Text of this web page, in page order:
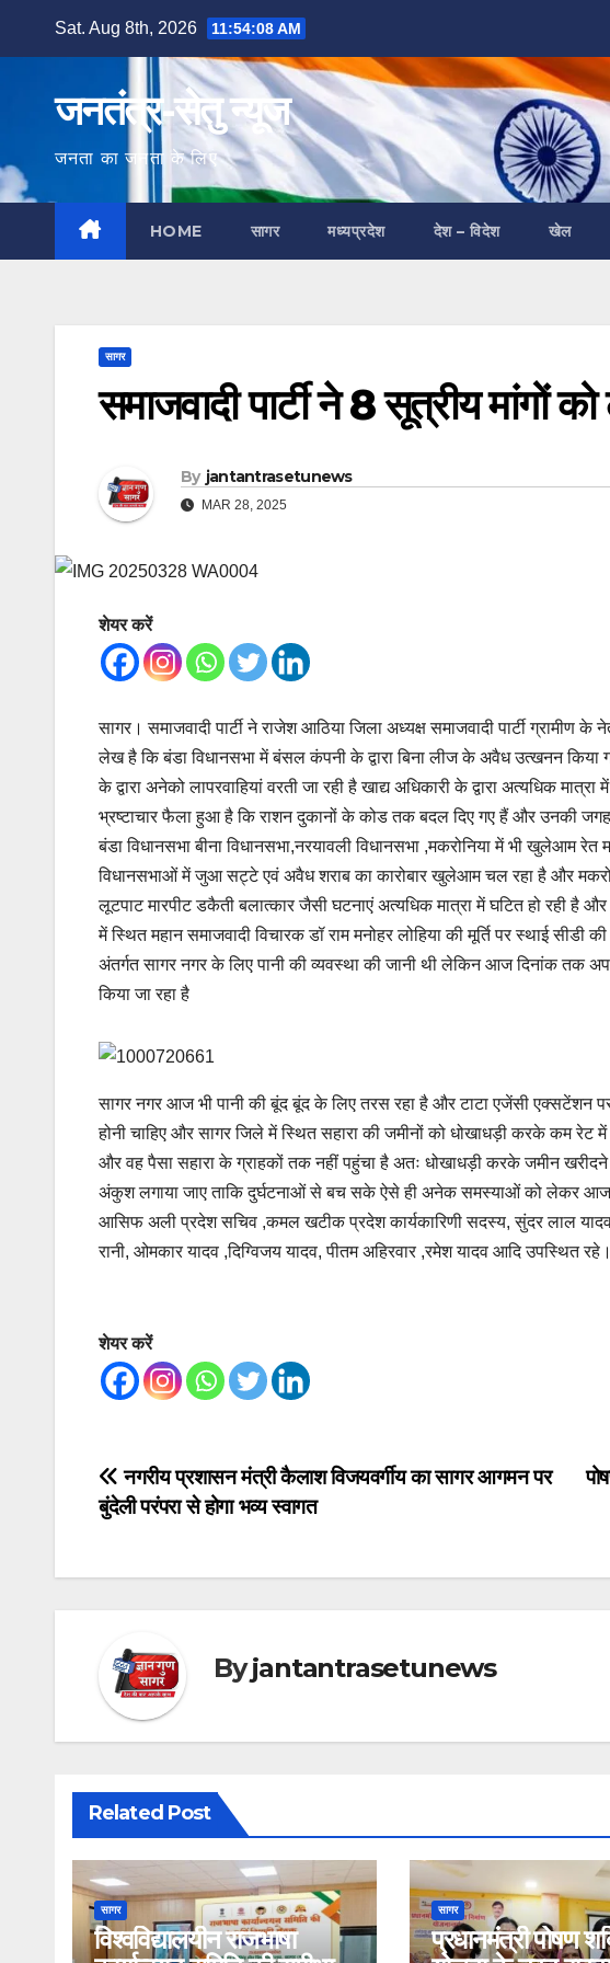
Sat. Aug 8th, 2026 11:54:09 AM
जनतंत्र-सेतु न्यूज
जनता का जनता के लिए
HOME सागर मध्यप्रदेश देश – विदेश खेल
सागर
समाजवादी पार्टी ने 8 सूत्रीय मांगों
By jantantrasetunews
MAR 28, 2025
शेयर करें
सागर। समाजवादी पार्टी ने राजेश आठिया जिला अध्यक्ष समाजवादी पार्टी ग्रामीण
लेख है कि बंडा विधानसभा में बंसल कंपनी के द्वारा बिना लीज के अवैध उत्खनन किया
के द्वारा अनेको लापरवाहियां वरती जा रही है खाद्य अधिकारी के द्वारा अत्यधिक
भ्रष्टाचार फैला हुआ है कि राशन दुकानों के कोड तक बदल दिए गए हैं और उनकी
बंडा विधानसभा बीना विधानसभा,नरयावली विधानसभा ,मकरोनिया में भी खुलेआम
विधानसभाओं में जुआ सट्टे एवं अवैध शराब का कारोबार खुलेआम चल रहा है और
लूटपाट मारपीट डकैती बलात्कार जैसी घटनाएं अत्यधिक मात्रा में घटित हो रही है
में स्थित महान समाजवादी विचारक डॉ राम मनोहर लोहिया की मूर्ति पर स्थाई सीडी
अंतर्गत सागर नगर के लिए पानी की व्यवस्था की जानी थी लेकिन आज दिनांक तक अपना
किया जा रहा है
सागर नगर आज भी पानी की बूंद बूंद के लिए तरस रहा है और टाटा एजेंसी एक्सटेंशन
होनी चाहिए और सागर जिले में स्थित सहारा की जमीनों को धोखाधड़ी करके कम रेट
और वह पैसा सहारा के ग्राहकों तक नहीं पहुंचा है अतः धोखाधड़ी करके जमीन खरीदने
अंकुश लगाया जाए ताकि दुर्घटनाओं से बच सके ऐसे ही अनेक समस्याओं को लेकर आज
आसिफ अली प्रदेश सचिव ,कमल खटीक प्रदेश कार्यकारिणी सदस्य, सुंदर लाल
रानी, ओमकार यादव ,दिग्विजय यादव, पीतम अहिरवार ,रमेश यादव आदि उपस्थित रहे।
शेयर करें
Post
navigation
नगरीय प्रशासन मंत्री कैलाश विजयवर्गीय का सागर आगमन पर
बुंदेली परंपरा से होगा भव्य स्वागत
Byjantantrasetunews
Related Post
सागर
विश्वविद्यालयीन राजभाषा
सागर
प्रधानमंत्री पोषण